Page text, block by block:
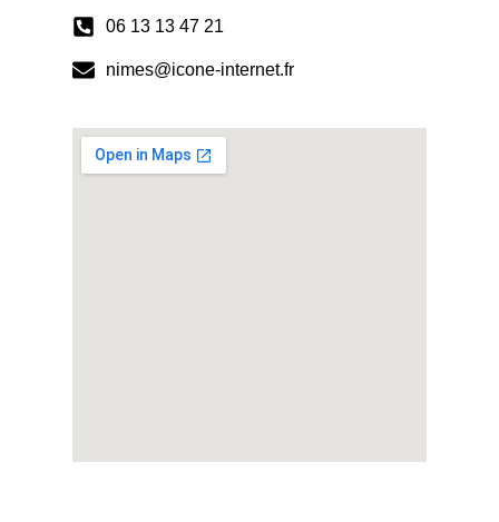
06 13 13 47 21
nimes@icone-internet.fr